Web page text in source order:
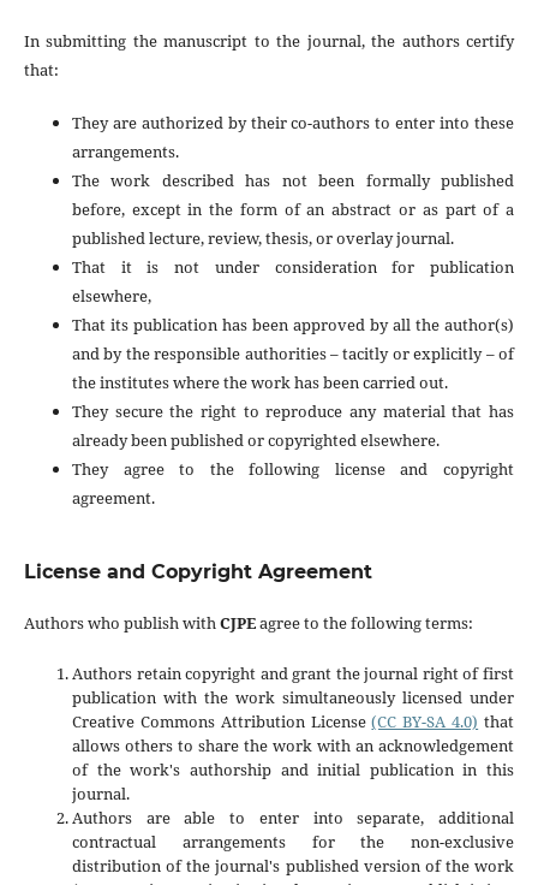
In submitting the manuscript to the journal, the authors certify
that:
They are authorized by their co-authors to enter into these
arrangements.
The work described has not been formally published
before, except in the form of an abstract or as part of a
published lecture, review, thesis, or overlay journal.
That it is not under consideration for publication
elsewhere,
That its publication has been approved by all the author(s)
and by the responsible authorities – tacitly or explicitly – of
the institutes where the work has been carried out.
They secure the right to reproduce any material that has
already been published or copyrighted elsewhere.
They agree to the following license and copyright
agreement.
License and Copyright Agreement
Authors who publish withCJPEagree to the following terms:
Authors retain copyright and grant the journal right of first
publication with the work simultaneously licensed under
Creative Commons Attribution License(CC BY-SA 4.0) that
allows others to share the work with an acknowledgement
of the work's authorship and initial publication in this
journal.
Authors are able to enter into separate, additional
contractual arrangements for the non-exclusive
distribution of the journal's published version of the work